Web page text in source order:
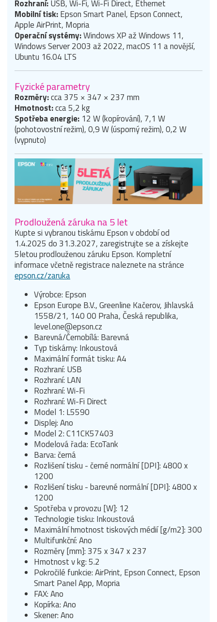
Rozhraní:USB, Wi-Fi, Wi-Fi Direct, Ethernet
Mobilní tisk:Epson Smart Panel, Epson Connect,
Apple AirPrint, Mopria
Operační systémy:Windows XP až Windows 11,
Windows Server 2003 až 2022, macOS 11 a novější,
Ubuntu 16.04 LTS
Fyzické parametry
Rozměry:cca 375 × 347 × 237 mm
Hmotnost:cca 5,2 kg
Spotřeba energie: 12 W (kopírování), 7,1 W
(pohotovostní režim), 0,9 W (úsporný režim), 0,2 W
(vypnuto)
Prodloužená záruka na 5 let
Kupte si vybranou tiskárnu Epson v období od
1.4.2025 do 31.3.2027, zaregistrujte se a získejte
5letou prodlouženou záruku Epson. Kompletní
informace včetně registrace naleznete na stránce
epson.cz/zaruka
Výrobce: Epson
Epson Europe B.V., Greenline Kačerov, Jihlavská
1558/21, 140 00 Praha, Česká republika,
level.one@epson.cz
Barevná/Černobílá: Barevná
Typ tiskárny: Inkoustová
Maximální formát tisku: A4
Rozhraní: USB
Rozhraní: LAN
Rozhraní: Wi-Fi
Rozhraní: Wi-Fi Direct
Model 1: L5590
Displej: Ano
Model 2: C11CK57403
Modelová řada: EcoTank
Barva: černá
Rozlišení tisku - černé normální [DPI]: 4800 x
1200
Rozlišení tisku - barevné normální [DPI]: 4800 x
1200
Spotřeba v provozu [W]: 12
Technologie tisku: Inkoustová
Maximální hmotnost tiskových médií [g/m2]: 300
Multifunkční: Ano
Rozměry [mm]: 375 x 347 x 237
Hmotnost v kg: 5.2
Pokročilé funkcie: AirPrint, Epson Connect, Epson
Smart Panel App, Mopria
FAX: Ano
Kopírka: Ano
Skener: Ano